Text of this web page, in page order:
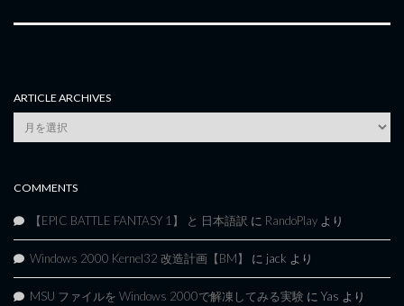
ARTICLE ARCHIVES
Article
Archives
COMMENTS
【EPIC BATTLE FANTASY 1】 と 日本語訳 に RandoPlay より
Windows 2000 Kernel32 改造計画【BM】 に jack より
MSU ファイルを Windows 2000で解凍してみる実験 に Yas より